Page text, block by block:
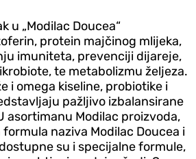
u „Modilac Doucea“
protein majčinog mlijeka,
imuniteta, prevenciji dijareje,
te metabolizmu željeza.
i omega kiseline, probiotike i
pažljivo izbalansirane
asortimanu Modilac proizvoda,
naziva Modilac Doucea i
su i specijalne formule,